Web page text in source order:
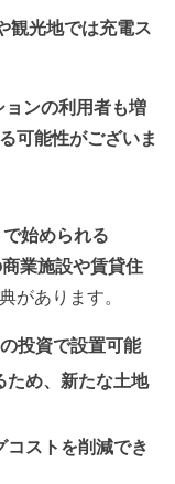
観光地では充電ス
ョンの利用者も増
可能性がございま
始められる
業施設や賃貸住
があります。
投資で設置可能
ため、新たな土地
ストを削減でき